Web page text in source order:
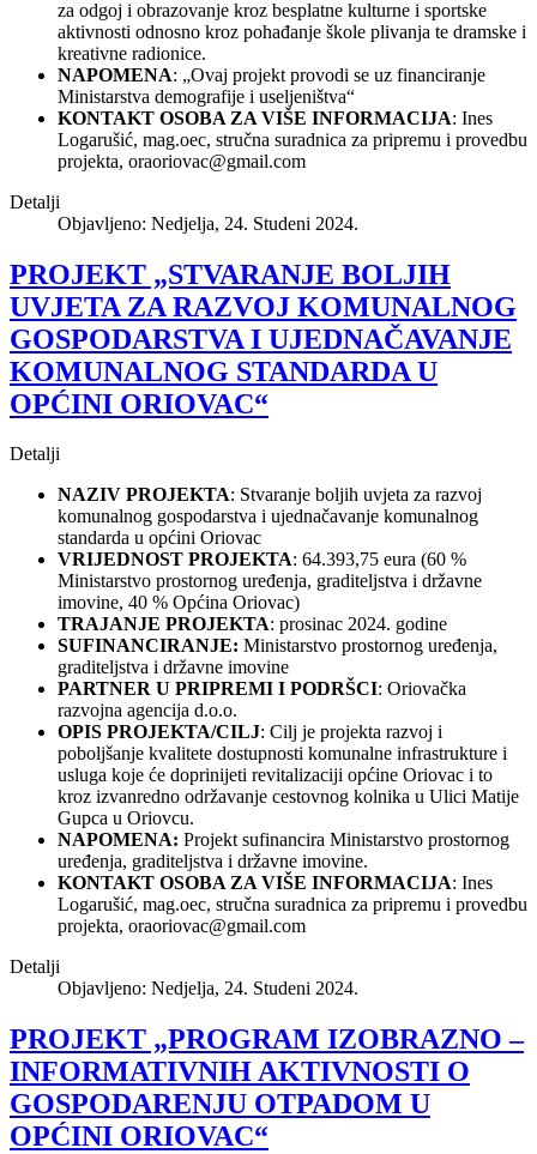
za odgoj i obrazovanje kroz besplatne kulturne i sportske
aktivnosti odnosno kroz pohađanje škole plivanja te dramske i
kreativne radionice.
NAPOMENA: „Ovaj projekt provodi se uz financiranje
Ministarstva demografije i useljeništva“
KONTAKT OSOBA ZA VIŠE INFORMACIJA: Ines
Logarušić, mag.oec, stručna suradnica za pripremu i provedbu
projekta, oraoriovac@gmail.com
Detalji
Objavljeno: Nedjelja, 24. Studeni 2024.
PROJEKT „STVARANJE BOLJIH
UVJETA ZA RAZVOJ KOMUNALNOG
GOSPODARSTVA I UJEDNAČAVANJE
KOMUNALNOG STANDARDA U
OPĆINI ORIOVAC“
Detalji
NAZIV PROJEKTA: Stvaranje boljih uvjeta za razvoj
komunalnog gospodarstva i ujednačavanje komunalnog
standarda u općini Oriovac
VRIJEDNOST PROJEKTA: 64.393,75 eura (60 %
Ministarstvo prostornog uređenja, graditeljstva i državne
imovine, 40 % Općina Oriovac)
TRAJANJE PROJEKTA: prosinac 2024. godine
SUFINANCIRANJE: Ministarstvo prostornog uređenja,
graditeljstva i državne imovine
PARTNER U PRIPREMI I PODRŠCI: Oriovačka
razvojna agencija d.o.o.
OPIS PROJEKTA/CILJ: Cilj je projekta razvoj i
poboljšanje kvalitete dostupnosti komunalne infrastrukture i
usluga koje će doprinijeti revitalizaciji općine Oriovac i to
kroz izvanredno održavanje cestovnog kolnika u Ulici Matije
Gupca u Oriovcu.
NAPOMENA: Projekt sufinancira Ministarstvo prostornog
uređenja, graditeljstva i državne imovine.
KONTAKT OSOBA ZA VIŠE INFORMACIJA: Ines
Logarušić, mag.oec, stručna suradnica za pripremu i provedbu
projekta, oraoriovac@gmail.com
Detalji
Objavljeno: Nedjelja, 24. Studeni 2024.
PROJEKT „PROGRAM IZOBRAZNO –
INFORMATIVNIH AKTIVNOSTI O
GOSPODARENJU OTPADOM U
OPĆINI ORIOVAC“